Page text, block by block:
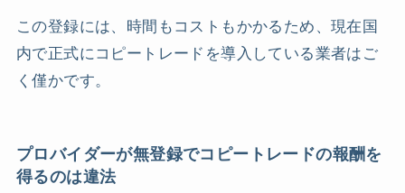
この登録には、時間もコストもかかるため、現在国
内で正式にコピートレードを導入している業者はご
く僅かです。
プロバイダーが無登録でコピートレードの報酬を
得るのは違法